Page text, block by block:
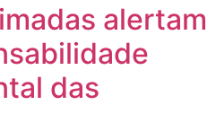
alertam
das